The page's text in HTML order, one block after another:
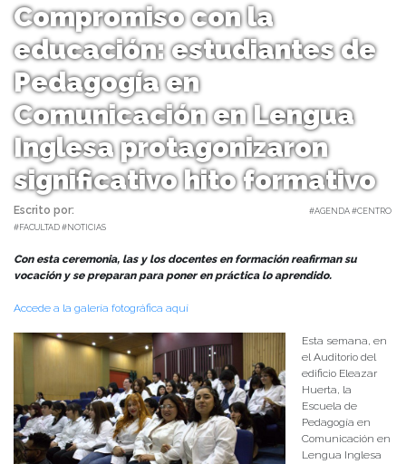
Compromiso con la
educación: estudiantes de
Pedagogía en
Comunicación en Lengua
Inglesa protagonizaron
significativo hito formativo
Escrito por:
#AGENDA #CENTRO
#FACULTAD #NOTICIAS
Con esta ceremonia, las y los docentes en formación reafirman su
vocación y se preparan para poner en práctica lo aprendido.
Accede a la galería fotográfica aquí
Esta semana, en
el Auditorio del
edificio Eleazar
Huerta, la
Escuela de
Pedagogía en
Comunicación en
Lengua Inglesa